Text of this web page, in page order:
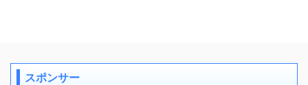
スポンサー